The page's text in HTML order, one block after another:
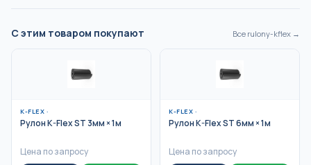
С этим товаром покупают Все rulony-kflex →
K-FLEX ·
Рулон K-Flex ST 3мм × 1м
Цена по запросу
K-FLEX ·
Рулон K-Flex ST 6мм × 1м
Цена по запросу